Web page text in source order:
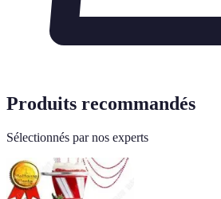
Produits recommandés
Sélectionnés par nos experts